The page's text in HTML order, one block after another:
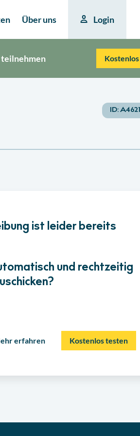
Über uns Login
teilnehmen
ID:
ist leider bereits
und rechtzeitig
erfahren Kostenlos testen